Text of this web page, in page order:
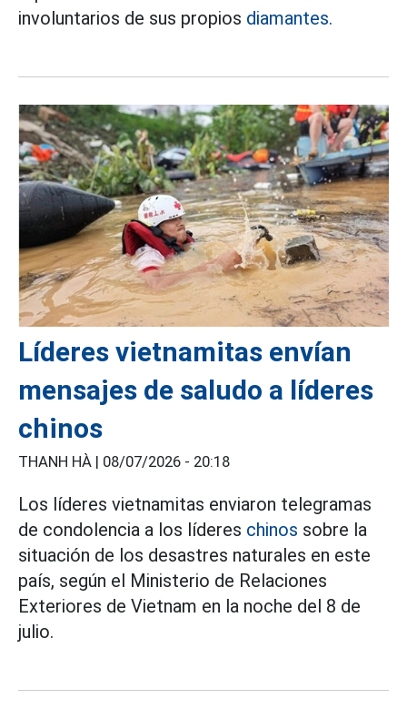
involuntarios de sus propios diamantes.
Líderes vietnamitas envían
mensajes de saludo a líderes
chinos
THANH HÀ | 08/07/2026 - 20:18
Los líderes vietnamitas enviaron telegramas
de condolencia a los líderes chinos sobre la
situación de los desastres naturales en este
país, según el Ministerio de Relaciones
Exteriores de Vietnam en la noche del 8 de
julio.